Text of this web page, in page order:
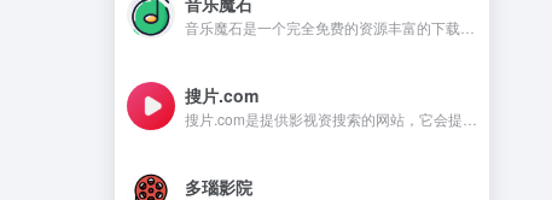
搜片.com
多瑙影院